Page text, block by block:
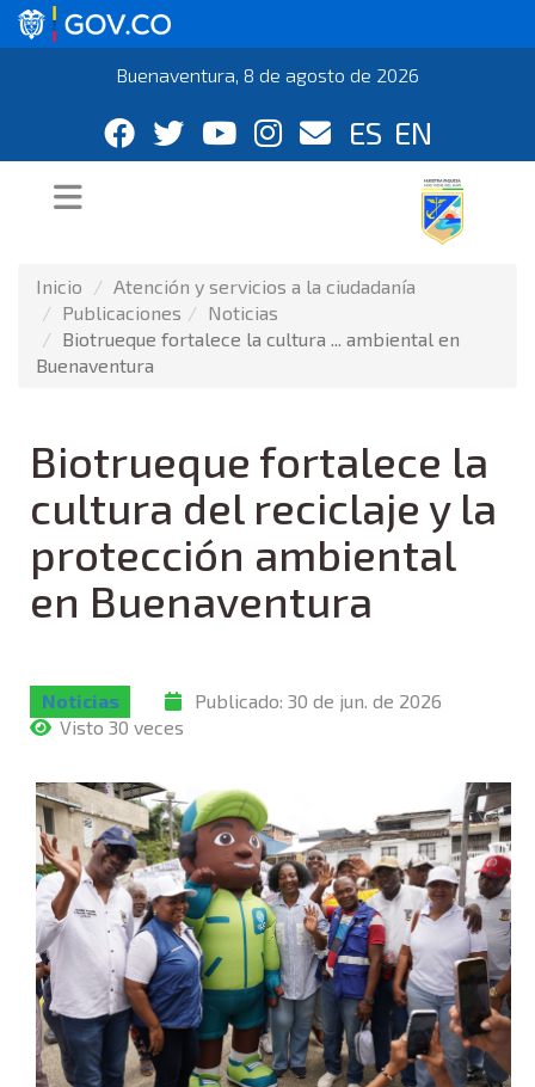
Buenaventura, 8 de agosto de 2026
ES EN
Inicio
Atención y servicios a la ciudadanía
Publicaciones
Noticias
Biotrueque fortalece la cultura ... ambiental en
Buenaventura
Biotrueque fortalece la
cultura del reciclaje y la
protección ambiental
en Buenaventura
Noticias Publicado:30 de jun. de 2026
Visto 30 veces